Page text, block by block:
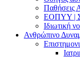
Παθήσεις
ΕΟΠΥΥ |
Ιδιωτική
Ανθρώπινο